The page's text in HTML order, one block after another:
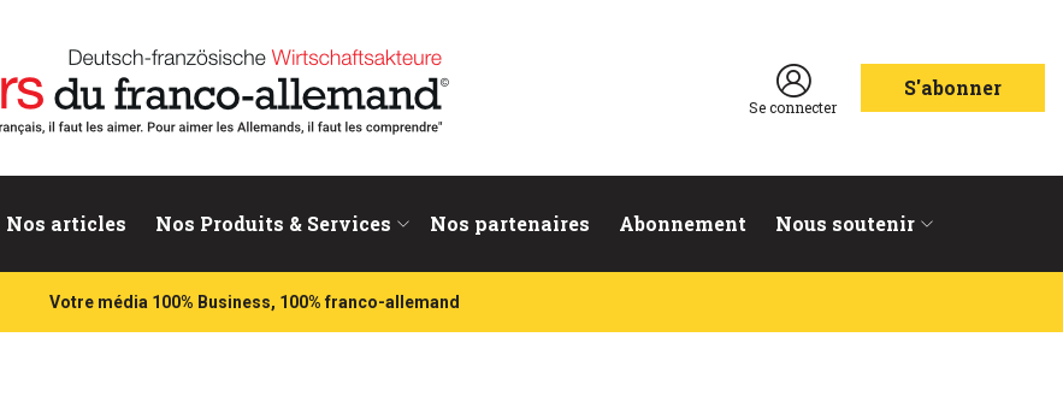
Se connecter
S'abonner
Nos articles Nos Produits & Services Nos partenaires Abonnement Nous soutenir
Votre média 100% Business, 100% franco-allemand